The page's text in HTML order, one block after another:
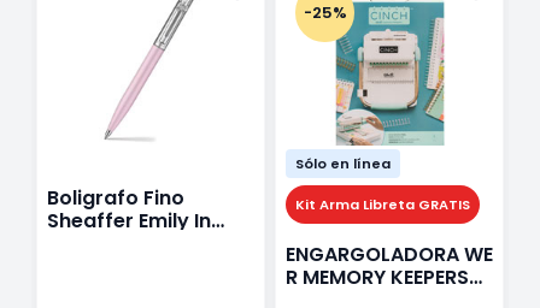
Boligrafo Fino
Sheaffer Emily In
-25%
Sólo en línea
Kit Arma Libreta GRATIS
ENGARGOLADORA WE
R MEMORY KEEPERS